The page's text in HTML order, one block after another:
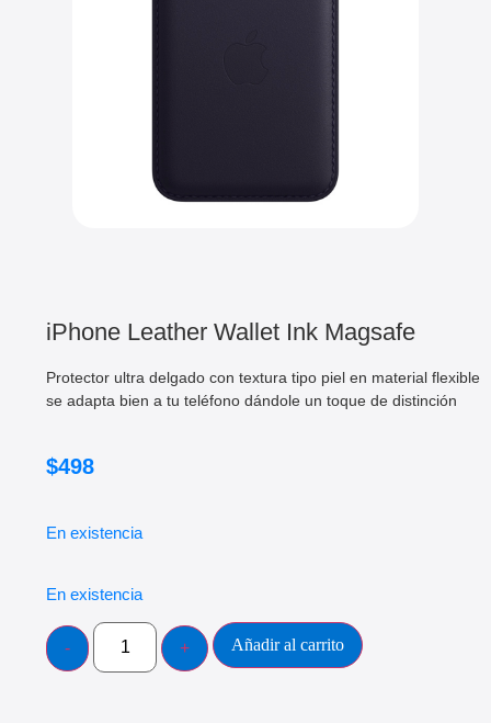
iPhone Leather Wallet Ink Magsafe
Protector ultra delgado con textura tipo piel en material flexible
se adapta bien a tu teléfono dándole un toque de distinción
$498
En existencia
En existencia
Añadir al carrito